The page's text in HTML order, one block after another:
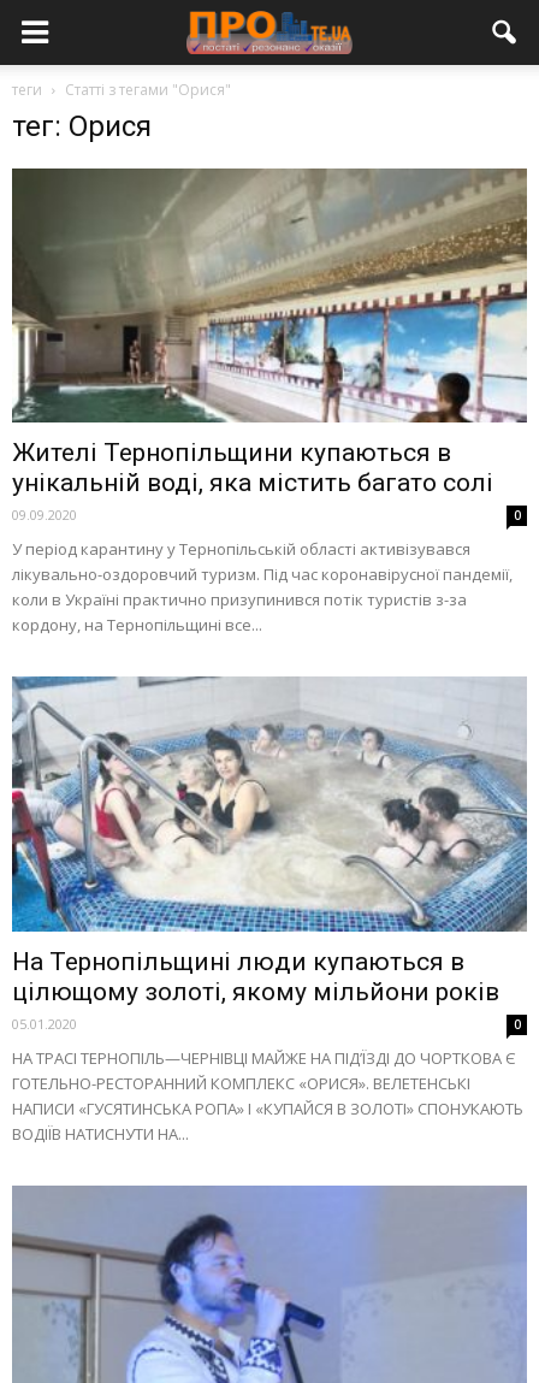
теги Статті з тегами "Орися"
тег: Орися
Жителі Тернопільщини купаються в
унікальній воді, яка містить багато солі
09.09.2020 0
У період карантину у Тернопільській області активізувався
лікувально-оздоровчий туризм. Під час коронавірусної пандемії,
коли в Україні практично призупинився потік туристів з-за
кордону, на Тернопільщині все...
На Тернопільщині люди купаються в
цілющому золоті, якому мільйони років
05.01.2020 0
НА ТРАСІ ТЕРНОПІЛЬ—ЧЕРНІВЦІ МАЙЖЕ НА ПІД’ЇЗДІ ДО ЧОРТКОВА Є
ГОТЕЛЬНО-РЕСТОРАННИЙ КОМПЛЕКС «ОРИСЯ». ВЕЛЕТЕНСЬКІ
НАПИСИ «ГУСЯТИНСЬКА РОПА» І «КУПАЙСЯ В ЗОЛОТІ» СПОНУКАЮТЬ
ВОДІЇВ НАТИСНУТИ НА...